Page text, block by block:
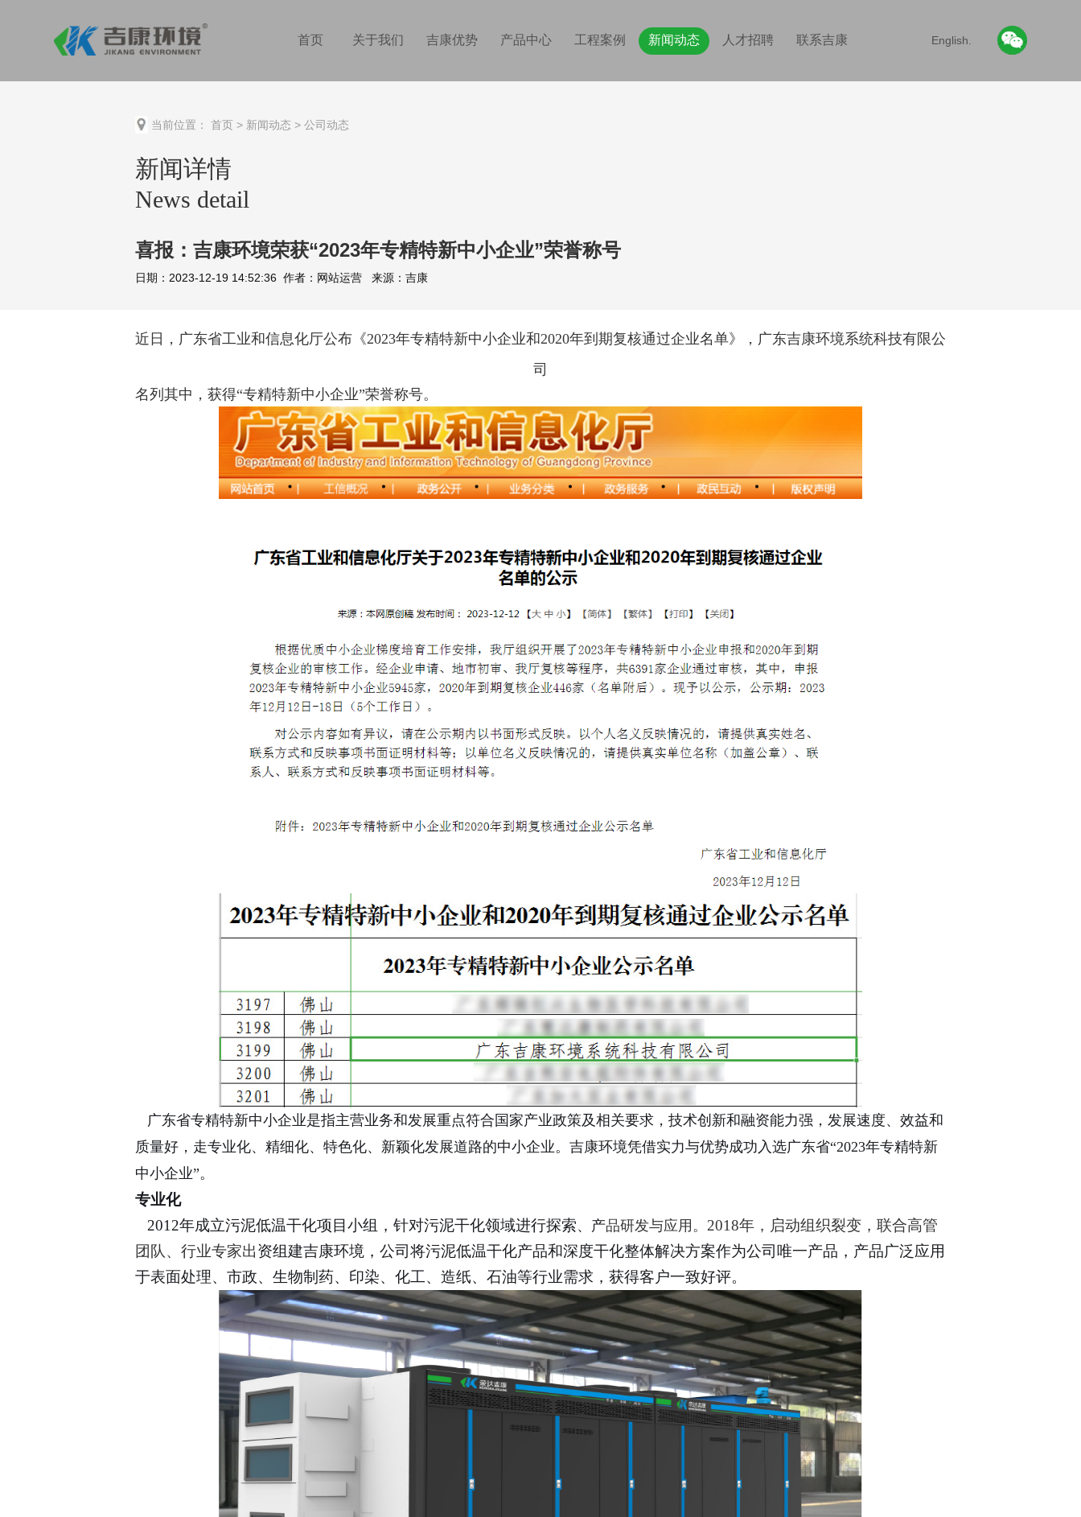
首页 关于我们 吉康优势 产品中心 工程案例 新闻动态 人才招聘 联系吉康 English.
当前位置： 首页 > 新闻动态 > 公司动态
新闻详情
News detail
喜报：吉康环境荣获“2023年专精特新中小企业”荣誉称号
日期：2023-12-19 14:52:36 作者：网站运营 来源：吉康
近日，广东省工业和信息化厅公布《2023年专精特新中小企业和2020年到期复核通过企业名单》，广东吉康环境系统科技有限公
司
名列其中， 获得“专精特新中小企业”荣誉称号。
广东省专精特新中小企业是指主营业务和发展重点符合国家产业政策及相关要求，技术创新和融资能力强，发展速度、效益和
质量好，走专业化、精细化、特色化、新颖化发展道路的中小企业。吉康环境凭借实力与优势成功入选广东省“2023年专精特新
中小企业”。
专业化
2012年成立污泥低温干化项目小组，针对污泥干化领域进行探索、产品研发与应用。 2018年，启动组织裂变，联合高管
团队、行业专家出资组建吉康环境，公司将污泥低温干化产品和深度干化整体解决方案作为公司唯一产品，产品广泛应用
于表面处理、市政、生物制药、印染、化工、造纸、石油等行业需求，获得客户一致好评。